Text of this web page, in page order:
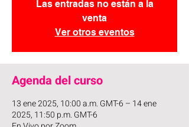
Las entradas no están a la
venta
Ver otros eventos
Agenda del curso
13 ene 2025, 10:00 a.m. GMT-6 – 14 ene
2025, 11:50 p.m. GMT-6